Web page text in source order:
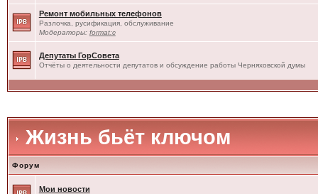
Ремонт мобильных телефонов
Разлочка, русификация, обслуживание
Модераторы: format:c
Депутаты ГорСовета
Отчёты о деятельности депутатов и обсуждение работы Черняховской думы
Жизнь бьёт ключом
Форум
Мои новости